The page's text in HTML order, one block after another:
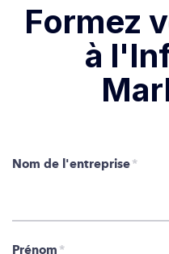
Formez
à
Nom de l'entreprise *
Prénom *